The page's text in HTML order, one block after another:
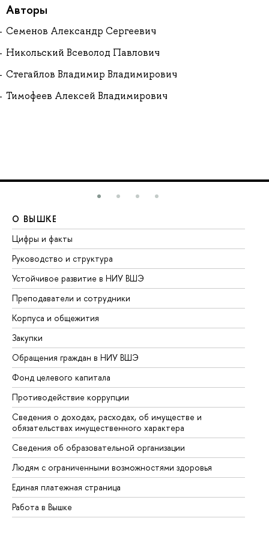
Авторы
Семенов Александр Сергеевич
Никольский Всеволод Павлович
Стегайлов Владимир Владимирович
Тимофеев Алексей Владимирович
О ВЫШКЕ
Цифры и факты
Руководство и структура
Устойчивое развитие в НИУ ВШЭ
Преподаватели и сотрудники
Корпуса и общежития
Закупки
Обращения граждан в НИУ ВШЭ
Фонд целевого капитала
Противодействие коррупции
Сведения о доходах, расходах, об имуществе и
обязательствах имущественного характера
Сведения об образовательной организации
Людям с ограниченными возможностями здоровья
Единая платежная страница
Работа в Вышке